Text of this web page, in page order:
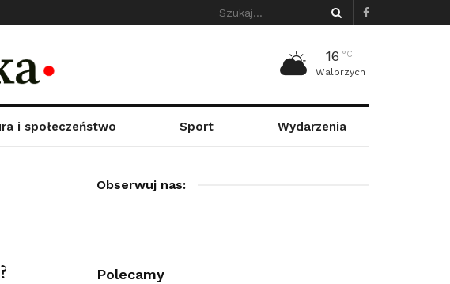
16 °C
Walbrzych
i społeczeństwo Sport Wydarzenia
Obserwuj nas:
Polecamy